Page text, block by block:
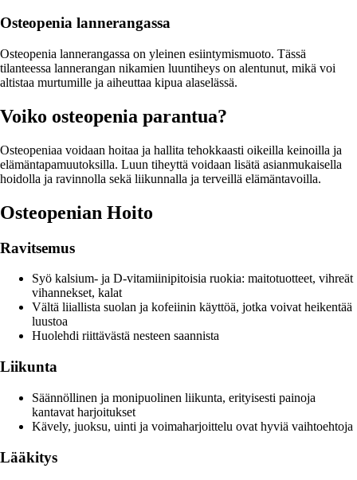
Osteopenia lannerangassa
Osteopenia lannerangassa on yleinen esiintymismuoto. Tässä
tilanteessa lannerangan nikamien luuntiheys on alentunut, mikä voi
altistaa murtumille ja aiheuttaa kipua alaselässä.
Voiko osteopenia parantua?
Osteopeniaa voidaan hoitaa ja hallita tehokkaasti oikeilla keinoilla ja
elämäntapamuutoksilla. Luun tiheyttä voidaan lisätä asianmukaisella
hoidolla ja ravinnolla sekä liikunnalla ja terveillä elämäntavoilla.
Osteopenian Hoito
Ravitsemus
Syö kalsium- ja D-vitamiinipitoisia ruokia: maitotuotteet, vihreät
vihannekset, kalat
Vältä liiallista suolan ja kofeiinin käyttöä, jotka voivat heikentää
luustoa
Huolehdi riittävästä nesteen saannista
Liikunta
Säännöllinen ja monipuolinen liikunta, erityisesti painoja
kantavat harjoitukset
Kävely, juoksu, uinti ja voimaharjoittelu ovat hyviä vaihtoehtoja
Lääkitys